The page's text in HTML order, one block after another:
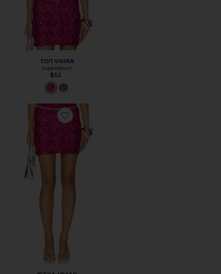
ТОП VIVIAN
superdown
$52
Favorite ЮБКА VIVIAN